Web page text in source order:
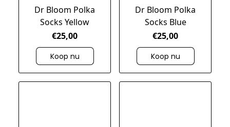
Dr Bloom Polka
Socks Yellow
€25,00
Koop nu
Dr Bloom Polka
Socks Blue
€25,00
Koop nu